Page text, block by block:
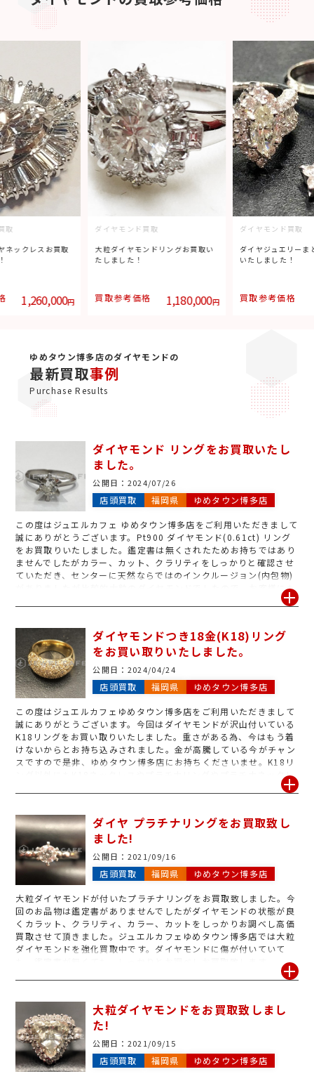
取
ネックレスお買取
1,260,000円
ダイヤモンド買取
大粒ダイヤモンドリングお買取い
たしました！
買取参考価格 1,180,000円
ダイヤモンド買取
ダイヤジュエリーま
いたしました！
買取参考価格
ゆめタウン博多店のダイヤモンドの
最新買取事例
Purchase Results
ダイヤモンド リングをお買取いたし
ました。
公開日： 2024/07/26
店頭買取 福岡県 ゆめタウン博多店
この度はジュエルカフェ ゆめタウン博多店をご利用いただきまして
誠にありがとうございます。Pt900 ダイヤモンド(0.61ct) リング
をお買取りいたしました。鑑定書は無くされたためお持ちではあり
ませんでしたがカラー、カット、クラリティをしっかりと確認させ
ていただき、センターに天然ならではのインクルージョン(内包物)
がありましたが比較的大粒のダイヤモンドでしたので、お客様にも
ご納得いただける価格にてお買取りが出来ました。ジュエルカフェ
を承っております。お名前入りのリングや切れてしまったネックレ
ス、片方だけのイヤリング・ピアスなどのジュエリーやインゴッ
ト、コインなどスタッフが1点1点丁寧に査定いたしますのでお気軽
にお持ちくださいませ。スタッフ一同心よりお待ちしております。
ダイヤモンドつき18金(K18)リング
をお買い取りいたしました。
公開日： 2024/04/24
店頭買取 福岡県 ゆめタウン博多店
この度はジュエルカフェゆめタウン博多店をご利用いただきまして
誠にありがとうございます。今回はダイヤモンドが沢山付いている
K18リングをお買い取りいたしました。重さがある為、今はもう着
けないからとお持ち込みされました。金が高騰している今がチャン
スですので是非、ゆめタウン博多店にお持ちくださいませ。K18リ
ング以外にもK18ネックレスやプラチナリングやプラチナネックレ
ス他もお買い取りさせていただいております。スタッフ一同、心よ
ダイヤ プラチナリングをお買取致し
ました!
公開日： 2021/09/16
店頭買取 福岡県 ゆめタウン博多店
大粒ダイヤモンドが付いたプラチナリングをお買取致しました。今
回のお品物は鑑定書がありませんでしたがダイヤモンドの状態が良
くカラット、クラリティ、カラー、カットをしっかりお調べし高価
買取させて頂きました。ジュエルカフェゆめタウン博多店では大粒
ダイヤモンドを強化買取中です。ダイヤモンドに傷が付いていて
大粒ダイヤモンドをお買取致しまし
た!
公開日： 2021/09/15
店頭買取 福岡県 ゆめタウン博多店